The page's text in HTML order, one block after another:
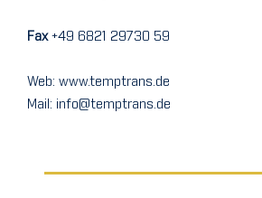
Fax+49 6821 29730 59
Web: www.temptrans.de
Mail: info@temptrans.de